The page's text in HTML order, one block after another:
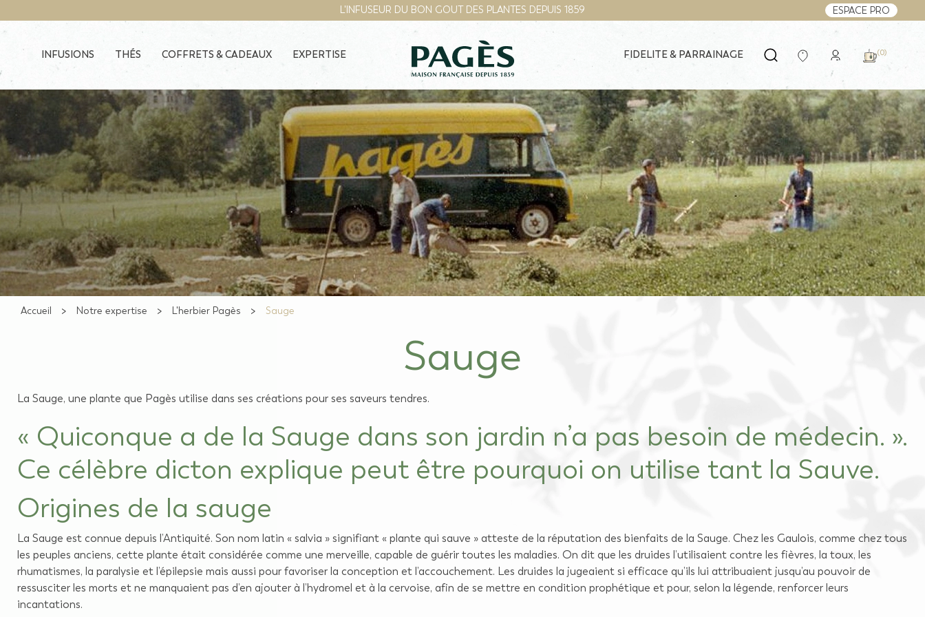
L'INFUSEUR DU BON GOUT DES PLANTES DEPUIS 1859 ESPACE PRO
INFUSIONS THÉS COFFRETS & CADEAUX EXPERTISE FIDELITE & PARRAINAGE (0)
Accueil Notre expertise L'herbier Pagès Sauge
Sauge
La Sauge, une plante que Pagès utilise dans ses créations pour ses saveurs tendres.
« Quiconque a de la Sauge dans son jardin n’a pas besoin de médecin. ».
Ce célèbre dicton explique peut être pourquoi on utilise tant la Sauve.
Origines de la sauge
La Sauge est connue depuis l’Antiquité. Son nom latin « salvia » signifiant « plante qui sauve » atteste de la réputation des bienfaits de la Sauge. Chez les Gaulois, comme chez tous
les peuples anciens, cette plante était considérée comme une merveille, capable de guérir toutes les maladies. On dit que les druides l’utilisaient contre les fièvres, la toux, les
rhumatismes, la paralysie et l’épilepsie mais aussi pour favoriser la conception et l’accouchement. Les druides la jugeaient si efficace qu’ils lui attribuaient jusqu’au pouvoir de
ressusciter les morts et ne manquaient pas d’en ajouter à l’hydromel et à la cervoise, afin de se mettre en condition prophétique et pour, selon la légende, renforcer leurs
incantations.